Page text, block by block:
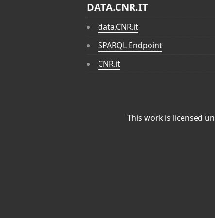
DATA.CNR.IT
data.CNR.it
SPARQL Endpoint
CNR.it
This work is licensed